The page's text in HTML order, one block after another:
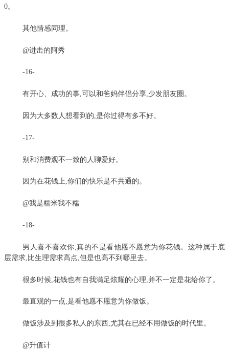
0。
其他情感同理。
@进击的阿秀
-16-
有开心、成功的事,可以和爸妈伴侣分享,少发朋友圈。
因为大多数人想看到的,是你过得有多不好。
-17-
别和消费观不一致的人聊爱好。
因为在花钱上,你们的快乐是不共通的。
@我是糯米我不糯
-18-
男人喜不喜欢你,真的不是看他愿不愿意为你花钱。这种属于底
层需求,比生理需求高点,但是也高不到哪里去。
很多时候,花钱也有自我满足炫耀的心理,并不一定是花给你了。
最直观的一点,是看他愿不愿意为你做饭。
做饭涉及到很多私人的东西,尤其在已经不用做饭的时代里。
@升值计